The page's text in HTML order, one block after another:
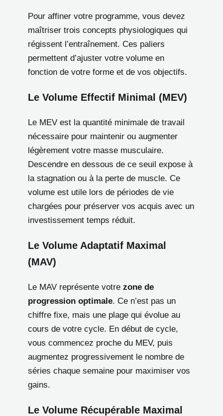
Pour affiner votre programme, vous devez
maîtriser trois concepts physiologiques qui
régissent l’entraînement. Ces paliers
permettent d’ajuster votre volume en
fonction de votre forme et de vos objectifs.
Le Volume Effectif Minimal (MEV)
Le MEV est la quantité minimale de travail
nécessaire pour maintenir ou augmenter
légèrement votre masse musculaire.
Descendre en dessous de ce seuil expose à
la stagnation ou à la perte de muscle. Ce
volume est utile lors de périodes de vie
chargées pour préserver vos acquis avec un
investissement temps réduit.
Le Volume Adaptatif Maximal
(MAV)
Le MAV représente votre zone de
progression optimale. Ce n’est pas un
chiffre fixe, mais une plage qui évolue au
cours de votre cycle. En début de cycle,
vous commencez proche du MEV, puis
augmentez progressivement le nombre de
séries chaque semaine pour maximiser vos
gains.
Le Volume Récupérable Maximal